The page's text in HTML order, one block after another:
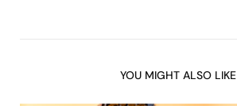
YOU MIGHT ALSO LIKE